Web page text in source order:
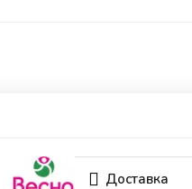
Доставка